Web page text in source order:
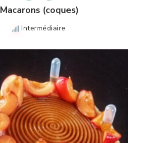
Macarons (coques)
Intermédiaire